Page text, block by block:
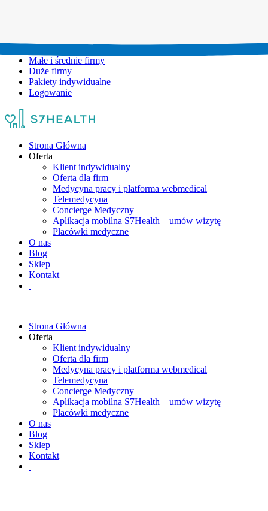
Małe i średnie firmy
Duże firmy
Pakiety indywidualne
Logowanie
Strona Główna
Oferta
Klient indywidualny
Oferta dla firm
Medycyna pracy i platforma webmedical
Telemedycyna
Concierge Medyczny
Aplikacja mobilna S7Health – umów wizytę
Placówki medyczne
O nas
Blog
Sklep
Kontakt
Strona Główna
Oferta
Klient indywidualny
Oferta dla firm
Medycyna pracy i platforma webmedical
Telemedycyna
Concierge Medyczny
Aplikacja mobilna S7Health – umów wizytę
Placówki medyczne
O nas
Blog
Sklep
Kontakt